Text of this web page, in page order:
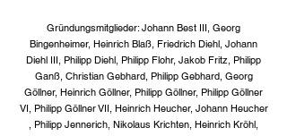
Gründungsmitglieder: Johann Best III, Georg
Bingenheimer, Heinrich Blaß, Friedrich Diehl, Johann
Diehl III, Philipp Diehl, Philipp Flohr, Jakob Fritz, Philipp
Ganß, Christian Gebhard, Philipp Gebhard, Georg
Göllner, Heinrich Göllner, Philipp Göllner, Philipp Göllner
VI, Philipp Göllner VII, Heinrich Heucher, Johann Heucher
, Philipp Jennerich, Nikolaus Krichten, Heinrich Kröhl,